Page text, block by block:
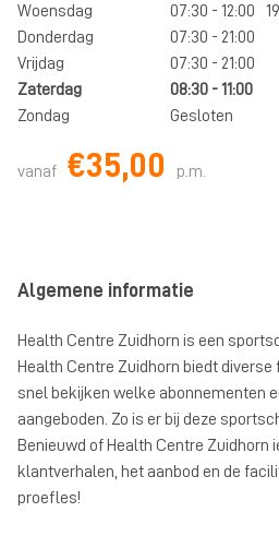
Woensdag
07:30 - 12:00
Donderdag
07:30 - 21:00
Vrijdag
07:30 - 21:00
Zaterdag
08:30 - 11:00
Zondag
Gesloten
vanaf €35,00 p.m.
Algemene informatie
Health Centre Zuidhorn is een
Health Centre Zuidhorn biedt
snel bekijken welke abonnementen
aangeboden. Zo is er bij deze
Benieuwd of Health Centre Zuidhorn
klantverhalen, het aanbod en de
proefles!